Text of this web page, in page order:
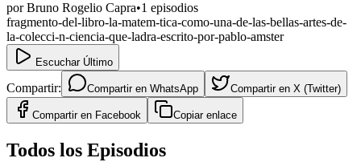
porBruno Rogelio Capra•1 episodios
fragmento-del-libro-la-matem-tica-como-una-de-las-bellas-artes-de-
la-colecci-n-ciencia-que-ladra-escrito-por-pablo-amster
Escuchar Último
Compartir: Compartir en WhatsApp Compartir en X (Twitter)
Compartir en Facebook Copiar enlace
Todos los Episodios